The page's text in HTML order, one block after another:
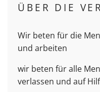
ÜBER DIE
Wir beten für die
und arbeiten
wir beten für alle
verlassen und auf